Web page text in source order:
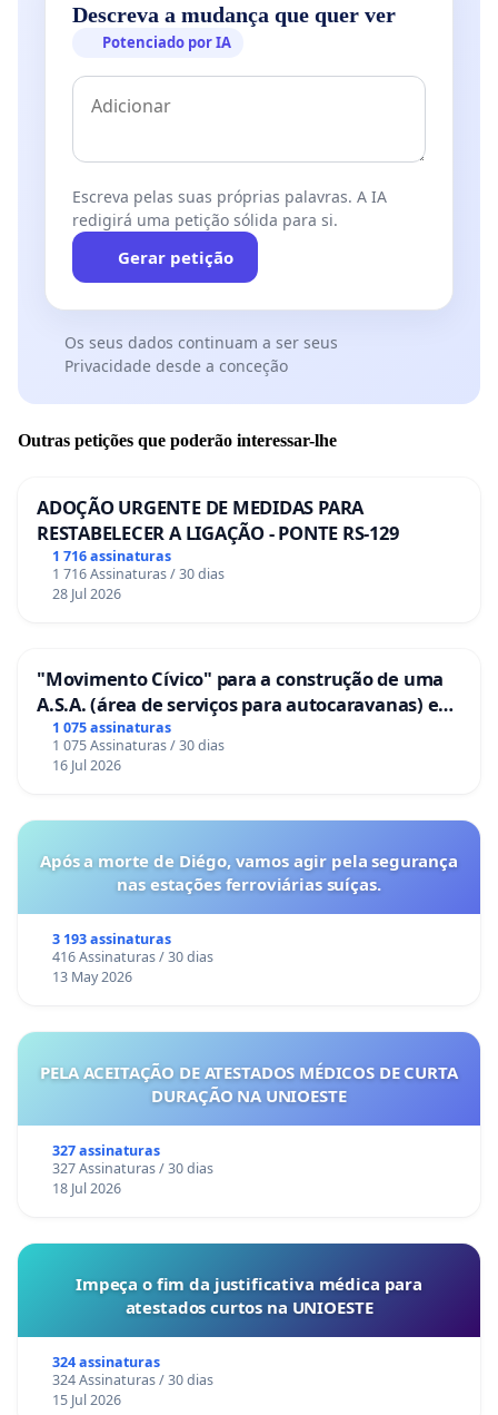
Descreva a mudança que quer ver
Potenciado por IA
Escreva pelas suas próprias palavras. A IA
redigirá uma petição sólida para si.
Gerar petição
Os seus dados continuam a ser seus
Privacidade desde a conceção
Outras petições que poderão interessar-lhe
ADOÇÃO URGENTE DE MEDIDAS PARA
RESTABELECER A LIGAÇÃO - PONTE RS-129
1 716 assinaturas
1 716 Assinaturas / 30 dias
28 Jul 2026
"Movimento Cívico" para a construção de uma
A.S.A. (área de serviços para autocaravanas) em
Coimbra
1 075 assinaturas
1 075 Assinaturas / 30 dias
16 Jul 2026
Após a morte de Diégo, vamos agir pela segurança
nas estações ferroviárias suíças.
3 193 assinaturas
416 Assinaturas / 30 dias
13 May 2026
PELA ACEITAÇÃO DE ATESTADOS MÉDICOS DE CURTA
DURAÇÃO NA UNIOESTE
327 assinaturas
327 Assinaturas / 30 dias
18 Jul 2026
Impeça o fim da justificativa médica para
atestados curtos na UNIOESTE
324 assinaturas
324 Assinaturas / 30 dias
15 Jul 2026